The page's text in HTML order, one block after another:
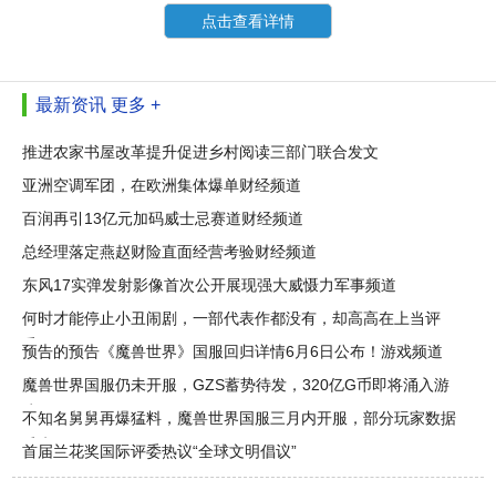
点击查看详情
最新资讯 更多 +
推进农家书屋改革提升促进乡村阅读三部门联合发文
亚洲空调军团，在欧洲集体爆单财经频道
百润再引13亿元加码威士忌赛道财经频道
总经理落定燕赵财险直面经营考验财经频道
东风17实弹发射影像首次公开展现强大威慑力军事频道
何时才能停止小丑闹剧，一部代表作都没有，却高高在上当评
委？
预告的预告《魔兽世界》国服回归详情6月6日公布！游戏频道
魔兽世界国服仍未开服，GZS蓄势待发，320亿G币即将涌入游
戏！
不知名舅舅再爆猛料，魔兽世界国服三月内开服，部分玩家数据
丢失
首届兰花奖国际评委热议“全球文明倡议”